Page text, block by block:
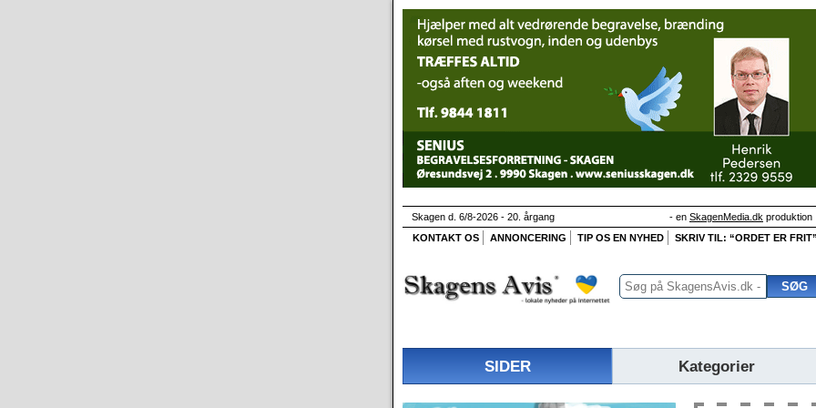
Skagen d. 6/8-2026 - 20. årgang - en SkagenMedia.dk produktion
KONTAKT OS
ANNONCERING TIP OS EN NYHED SKRIV TIL: “ORDET ER
SIDER Kategorier